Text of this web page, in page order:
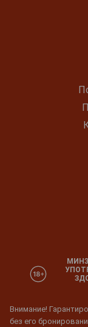
Внимание!
без его